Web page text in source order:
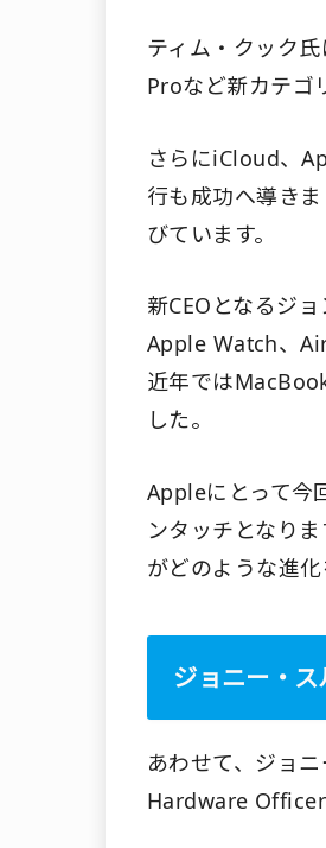
ティム・クック氏
Proなど新カテゴ
さらにiCloud、
行も成功へ導き
びています。
新CEOとなるジ
Apple Watch、
近年では
した。
Appleにとって今
ンタッチとなり
がどのような進化
ジョニー・
あわせて、ジョ
Hardware Officer